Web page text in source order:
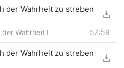
der Wahrheit zu streben
Wahrheit I 57:59
der Wahrheit zu streben